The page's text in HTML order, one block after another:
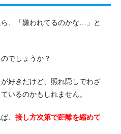
、「嫌われてるのかな…」と
でしょうか？
好きだけど、照れ隠しでわざ
いるのかもしれません。
、 接し方次第で距離を縮めて